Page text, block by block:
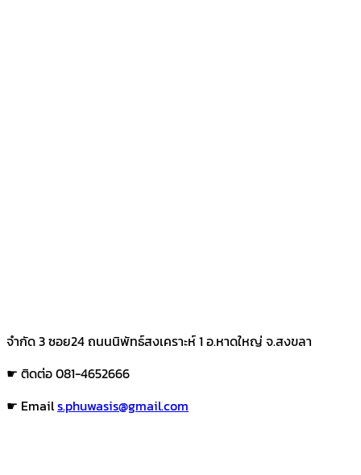
จำกัด 3 ซอย24 ถนนนิพัทธ์สงเคราะห์ 1 อ.หาดใหญ่ จ.สงขลา
☛ ติดต่อ 081-4652666
☛ Emails.phuwasis@gmail.com